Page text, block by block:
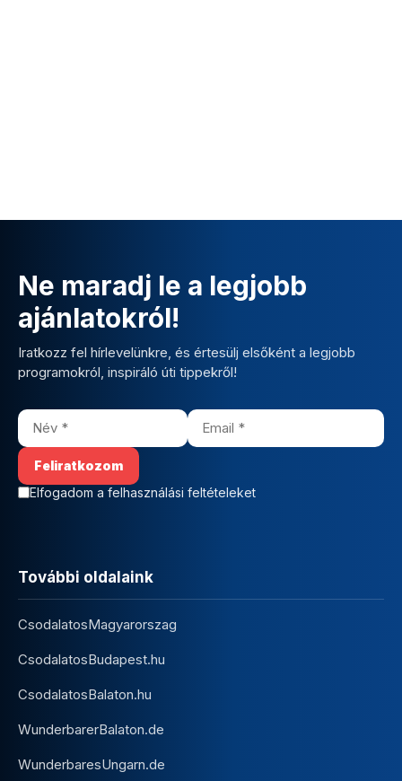
Ne maradj le a legjobb
ajánlatokról!
Iratkozz fel hírlevelünkre, és értesülj elsőként a legjobb
programokról, inspiráló úti tippekről!
Elfogadom a felhasználási feltételeket
További oldalaink
CsodalatosMagyarorszag
CsodalatosBudapest.hu
CsodalatosBalaton.hu
WunderbarerBalaton.de
WunderbaresUngarn.de